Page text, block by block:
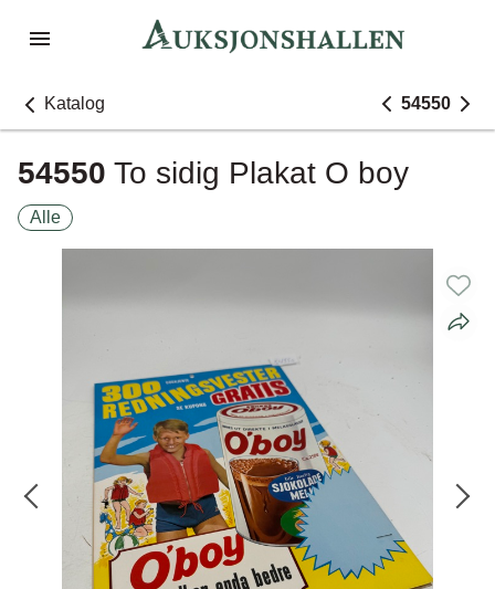
Katalog 54550
54550 To sidig Plakat O boy
Alle